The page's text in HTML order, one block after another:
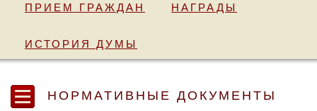
ПРИЕМ ГРАЖДАН НАГРАДЫ
ИСТОРИЯ ДУМЫ
НОРМАТИВНЫЕ ДОКУМЕНТЫ